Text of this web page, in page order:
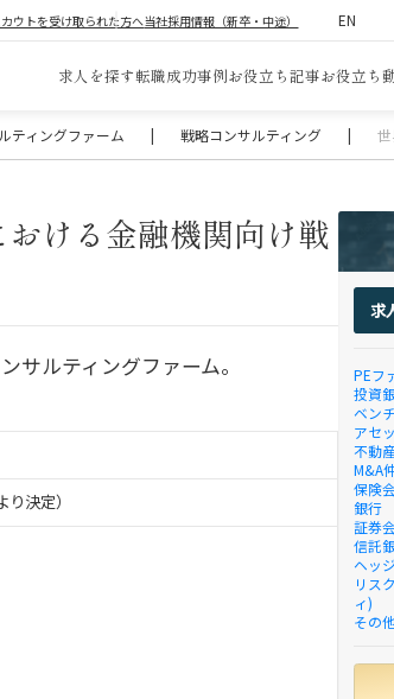
ウトを受け取られた方へ当社採用情報（新卒・中途） EN
求人を探す転職成功事例お役立ち記事お役立ち
ティングファーム | 戦略コンサルティング |
ける金融機関向け戦
サルティングファーム。
決定）
求
PEフ
投資
ベン
アセ
不動
M&A
保険
銀行
証券
信託
ヘッ
リス
ィ)
その